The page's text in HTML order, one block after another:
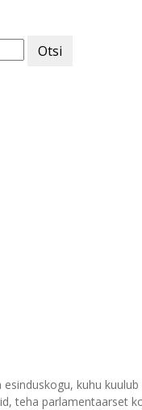
Otsi
esinduskogu, kuhu
teha parlamentaarset